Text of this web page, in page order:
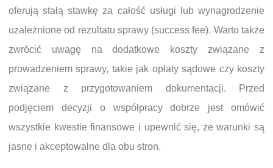
oferują stałą stawkę za całość usługi lub wynagrodzenie
uzależnione od rezultatu sprawy (success fee). Warto także
zwrócić uwagę na dodatkowe koszty związane z
prowadzeniem sprawy, takie jak opłaty sądowe czy koszty
związane z przygotowaniem dokumentacji. Przed
podjęciem decyzji o współpracy dobrze jest omówić
wszystkie kwestie finansowe i upewnić się, że warunki są
jasne i akceptowalne dla obu stron.